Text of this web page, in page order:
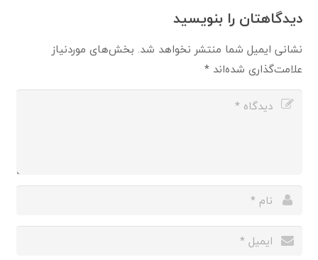
دیدگاهتان را بنویسید
نشانی ایمیل شما منتشر نخواهد شد. بخش‌های موردنیاز
علامت‌گذاری شده‌اند*